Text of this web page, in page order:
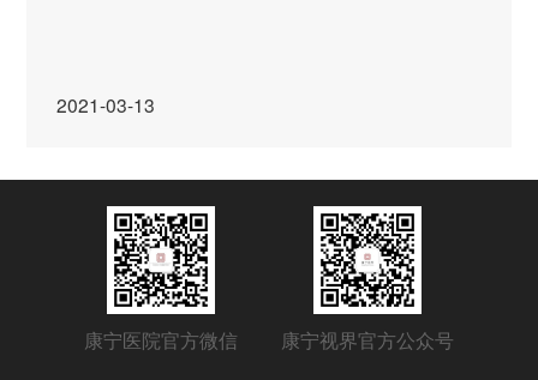
2021-03-13
康宁医院官方微信 康宁视界官方公众号